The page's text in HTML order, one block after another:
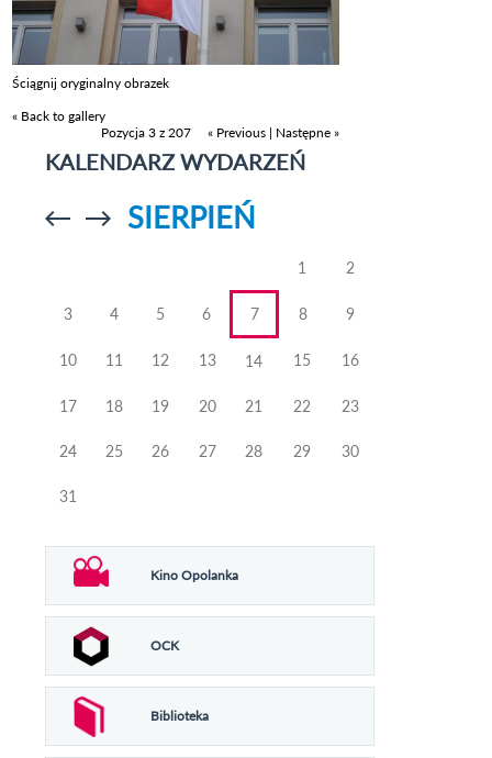
Ściągnij oryginalny obrazek
« Back to gallery
Pozycja 3 z 207
« Previous | Następne »
KALENDARZ WYDARZEŃ
Przejdź doPrzejdź do
SIERPIEŃ
1 2
3 4 5 6 7 8 9
10 11 12 13 14 15 16
17 18 19 20 21 22 23
24 25 26 27 28 29 30
31
Kino Opolanka
OCK
Biblioteka